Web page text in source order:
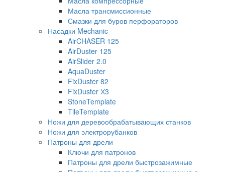
Масла трансмиссионные
Смазки для буров перфораторов
Насадки Mechanic
AirCHASER 125
AirDuster 125
AirSlider 2.0
AquaDuster
FixDuster 82
FixDuster Х3
StoneTemplate
TileTemplate
Ножи для деревообрабатывающих станков
Ножи для электрорубанков
Патроны для дрели
Ключи для патронов
Патроны для дрели быстрозажимные